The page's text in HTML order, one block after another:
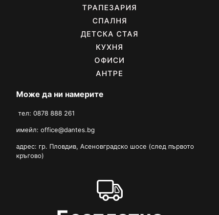
ТРАПЕЗАРИЯ
СПАЛНЯ
ДЕТСКА СТАЯ
КУХНЯ
ОФИСИ
АНТРЕ
Може да ни намерите
тел: 0878 888 261
имейл: office@dantes.bg
адрес: гр. Пловдив, Асеновградско шосе (след първото
кръгово)